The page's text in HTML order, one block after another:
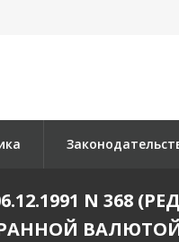
N 368